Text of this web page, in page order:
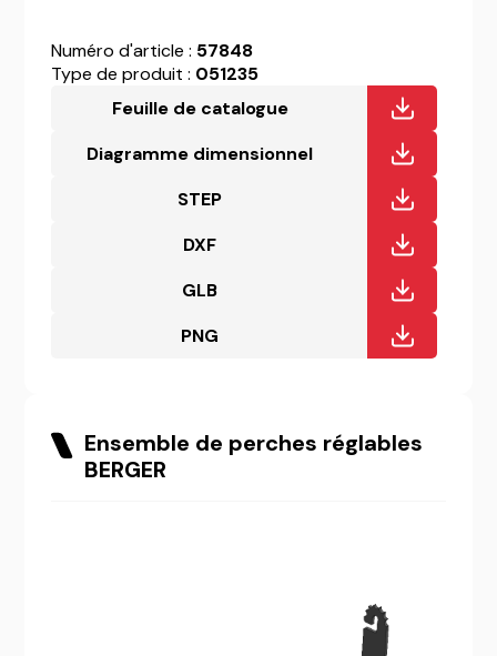
Numéro d'article : 57848
Type de produit : 051235
Feuille de catalogue
Diagramme dimensionnel
STEP
DXF
GLB
PNG
Ensemble de perches réglables
BERGER